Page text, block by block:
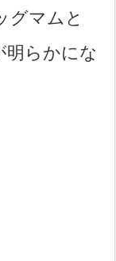
グマムと
明らかにな